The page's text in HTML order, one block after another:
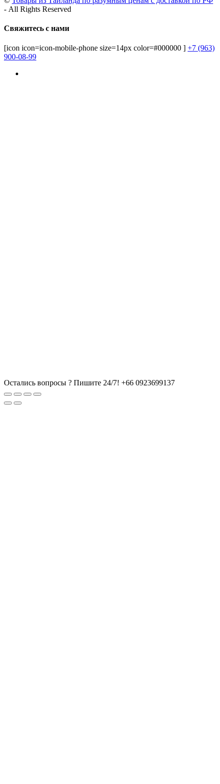
- All Rights Reserved
Свяжитесь с нами
[icon icon=icon-mobile-phone size=14px color=#000000 ] +7 (963)
900-08-99
Остались вопросы ? Пишите 24/7! +66 0923699137